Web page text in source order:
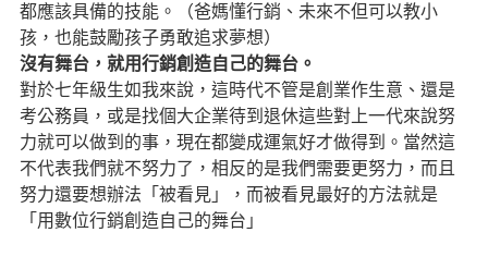
都應該具備的技能。（爸媽懂行銷、未來不但可以教小
孩，也能鼓勵孩子勇敢追求夢想）
沒有舞台，就用行銷創造自己的舞台。
對於七年級生如我來說，這時代不管是創業作生意、還是
考公務員，或是找個大企業待到退休這些對上一代來說努
力就可以做到的事，現在都變成運氣好才做得到。當然這
不代表我們就不努力了，相反的是我們需要更努力，而且
努力還要想辦法「被看見」，而被看見最好的方法就是
「用數位行銷創造自己的舞台」